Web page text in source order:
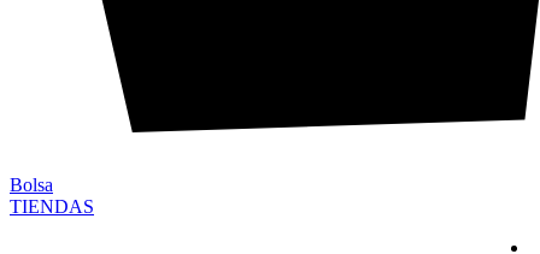
Bolsa
TIENDAS